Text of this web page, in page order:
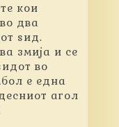
кои
два
ѕид.
змија и се
во
е една
агол